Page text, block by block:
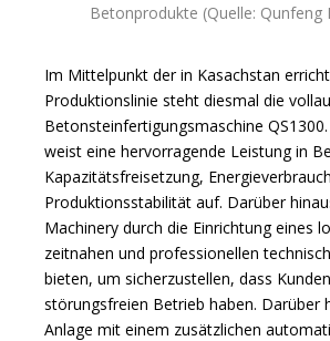
Betonprodukte (Quelle: Qunfeng
Im Mittelpunkt der in Kasachstan
Produktionslinie steht diesmal die
Betonsteinfertigungsmaschine
weist eine hervorragende Leistung in
Kapazitätsfreisetzung,
Produktionsstabilität auf. Darüber
Machinery durch die Einrichtung eines
zeitnahen und professionellen
bieten, um sicherzustellen, dass
störungsfreien Betrieb haben. Darüber
Anlage mit einem zusätzlichen